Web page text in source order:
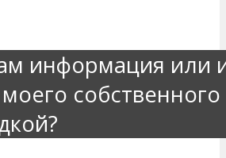
информация или